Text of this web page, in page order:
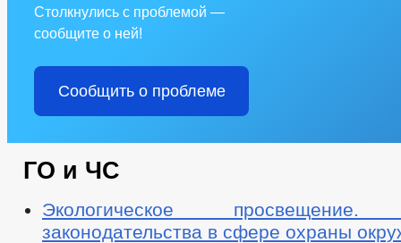
Столкнулись с проблемой —
сообщите о ней!
Сообщить о проблеме
ГО и ЧС
Экологическое просвещение.
законодательства в сфере охраны